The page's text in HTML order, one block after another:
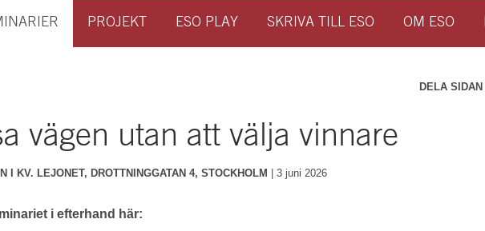
PROJEKT ESO PLAY SKRIVA TILL ESO OM ESO
DELA SIDAN
vägen utan att välja vinnare
I KV. LEJONET, DROTTNINGGATAN 4, STOCKHOLM 3 juni 2026
i efterhand här: